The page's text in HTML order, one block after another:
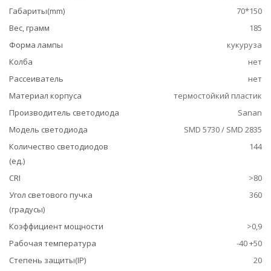
Габариты(mm)
70*150
Вес, грамм
185
Форма лампы
кукуруза
Колба
нет
Рассеиватель
нет
Материал корпуса
термостойкий пластик
Производитель светодиода
Sanan
Модель светодиода
SMD 5730 / SMD 2835
Количество светодиодов
(ед.)
144
CRI
>80
Угол светового пучка
(градусы)
360
Коэффициент мощности
>0,9
Рабочая температура
-40 +50
Степень защиты(IP)
20